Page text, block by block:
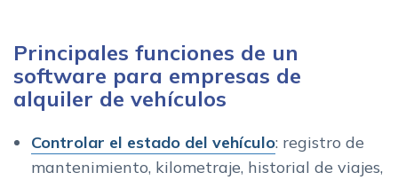
Principales funciones de un
software para empresas de
alquiler de vehículos
Controlar el estado del vehículo: registro de
mantenimiento, kilometraje, historial de viajes,